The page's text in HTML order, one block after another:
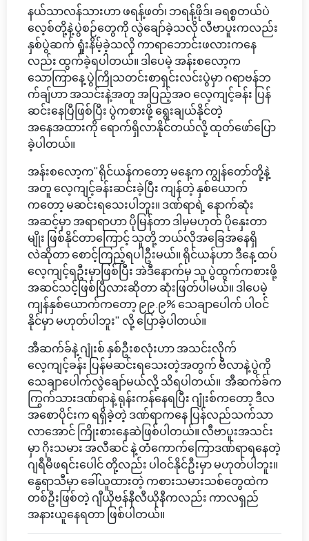
နယ်သာလန်သားဟာ ဖရန့်ဖတ်၊ ဘရန့်ဖိုဒ်၊ ခရစ္စတယ်ပဲ
လေ့စ်တို့နဲ့ပွဲစဉ်တွေကို လွဲချော်ခဲ့သလို လီဗာပူးကလည်း
နှစ်ပွဲဆက် ရှုံးနိမ့်ခဲ့သလို ကာရာဘောင်းဖလားကနေ
လည်း ထွက်ခဲ့ရပါတယ်။ ဒါပေမဲ့ အန်းစလော့က
သောကြာနေ့ ပွဲကြိုသတင်းစာရှင်းလင်းပွဲမှာ ဂရာဗန်ဘ
က်ချ်ဟာ အသင်းနဲ့အတူ အပြည့်အဝ လေ့ကျင့်ခန်း ပြန်
ဆင်းနေပြီဖြစ်ပြီး ပွဲကစားဖို့ ရွေးချယ်နိုင်တဲ့
အနေအထားကို ရောက်ရှိလာနိုင်တယ်လို့ ထုတ်ဖော်ပြော
ခဲ့ပါတယ်။
အန်းစလော့က"ရိုင်ယန်ကတော့ မနေ့က ကျွန်တော်တို့နဲ့
အတူ လေ့ကျင့်ခန်းဆင်းခဲ့ပြီး ကျန်တဲ့ နှစ်ယောက်
ကတော့ မဆင်းရသေးပါဘူး။ ဒဏ်ရာရဲ့ နောက်ဆုံး
အဆင့်မှာ အရာရာဟာ ပိုမြန်တာ ဒါမှမဟုတ် ပိုနှေးတာ
မျိုး ဖြစ်နိုင်တာကြောင့် သူတို့ ဘယ်လိုအခြေအနေရှိ
လဲဆိုတာ စောင့်ကြည့်ရပါဦးမယ်။ ရိုင်ယန်ဟာ ဒီနေ့ ထပ်
လေ့ကျင့်ရဦးမှာဖြစ်ပြီး အဲဒီနောက်မှ သူ ပွဲထွက်ကစားဖို့
အဆင်သင့်ဖြစ်ပြီလားဆိုတာ ဆုံးဖြတ်ပါမယ်။ ဒါပေမဲ့
ကျန်နှစ်ယောက်ကတော့ ၉၉.၉% သေချာပေါက် ပါဝင်
နိုင်မှာ မဟုတ်ပါဘူး" လို့ ပြောခဲ့ပါတယ်။
အီဆက်ခ်နဲ့ ဂျုံးစ် နှစ်ဦးစလုံးဟာ အသင်းလိုက်
လေ့ကျင့်ခန်း ပြန်မဆင်းရသေးတဲ့အတွက် ဗီလာနဲ့ပွဲကို
သေချာပေါက်လွဲချော်မယ်လို့ သိရပါတယ်။ အီဆက်ခ်က
ကြွက်သားဒဏ်ရာနဲ့ ရုန်းကန်နေရပြီး ဂျုံးစ်ကတော့ ဒီလ
အစောပိုင်းက ရရှိခဲ့တဲ့ ဒဏ်ရာကနေ ပြန်လည်သက်သာ
လာအောင် ကြိုးစားနေဆဲဖြစ်ပါတယ်။ လီဗာပူးအသင်း
မှာ ဂိုးသမား အလီဆင် နဲ့ တံကောက်ကြောဒဏ်ရာရနေတဲ့
ဂျရီမီဖရင်းပေါင် တို့လည်း ပါဝင်နိုင်ဦးမှာ မဟုတ်ပါဘူး။
နွေရာသီမှာ ခေါ်ယူထားတဲ့ ကစားသမားသစ်တွေထဲက
တစ်ဦးဖြစ်တဲ့ ဂျီယိုဗန်နီလီယိုနီကလည်း ကာလရှည်
အနားယူနေရတာ ဖြစ်ပါတယ်။